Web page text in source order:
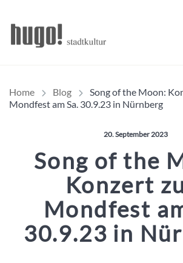
Home Blog
Song of the Moon:
Mondfest am Sa. 30.9.23 in Nürnberg
Veröffentlicht am:
20. September 2023
Song of the
Konzert
Mondfest
30.9.23 in